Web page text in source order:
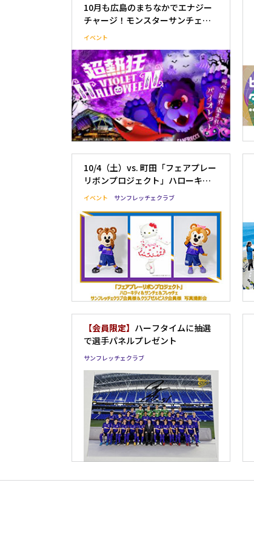
10月も広島のまちなかでエナジー
チャージ！モンスターサンチェが
パワーアップして帰ってく
ィーン”今秋も開催決定！
イベント
10/4（土）vs. 町田「フェアプレー
リボンプロジェクト」ハローキテ
ィ＆サンチェ＆フレッチェwithク
ッチェクラブ会員様 記念撮影イベ
ント参加者募集のお知らせ
イベント サンフレッチェクラブ
【会員限定】 ハーフタイムに抽選
で選手パネルプレゼント
サンフレッチェクラブ